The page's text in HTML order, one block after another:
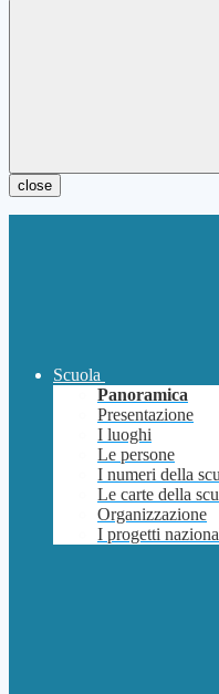
close
Scuola
Panoramica
Presentazione
I luoghi
Le persone
I numeri della
Le carte della
Organizzazione
I progetti